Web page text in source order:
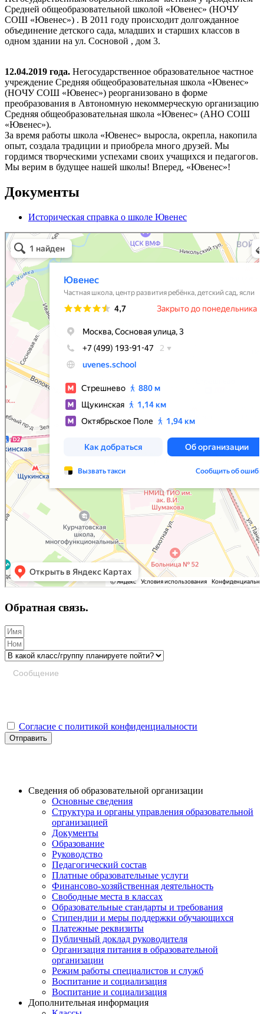
Средней общеобразовательной школой «Ювенес» (НОЧУ
СОШ «Ювенес») . В 2011 году происходит долгожданное
объединение детского сада, младших и старших классов в
одном здании на ул. Сосновой , дом 3.
12.04.2019 года. Негосударственное образовательное частное
учреждение Средняя общеобразовательная школа «Ювенес»
(НОЧУ СОШ «Ювенес») реорганизовано в форме
преобразования в Автономную некоммерческую организацию
Средняя общеобразовательная школа «Ювенес» (АНО СОШ
«Ювенес»).
За время работы школа «Ювенес» выросла, окрепла, накопила
опыт, создала традиции и приобрела много друзей. Мы
гордимся творческими успехами своих учащихся и педагогов.
Мы верим в будущее нашей школы! Вперед, «Ювенес»!
Документы
Историческая справка о школе Ювенес
Ювенес
Частная школа в Москве
Центр развития ребёнка в Москве
Обратная связь.
Согласие с политикой конфиденциальности
Отправить
Сведения об образовательной организации
Основные сведения
Структура и органы управления образовательной
организацией
Документы
Образование
Руководство
Педагогический состав
Платные образовательные услуги
Финансово-хозяйственная деятельность
Свободные места в классах
Образовательные стандарты и требования
Стипендии и меры поддержки обучающихся
Платежные реквизиты
Публичный доклад руководителя
Организация питания в образовательной
организации
Режим работы специалистов и служб
Воспитание и социализация
Воспитание и социализация
Дополнительная информация